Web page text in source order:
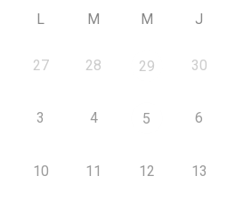
L M M J
27 28 29 30
3 4 5 6
10 11 12 13